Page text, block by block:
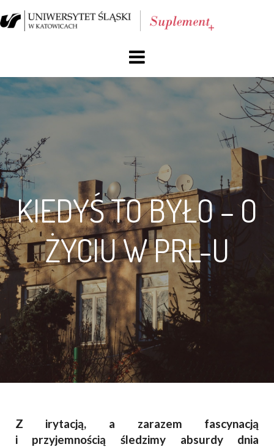
Reklama
Facebook
Kontakt
KIEDYŚ TO BYŁO – O
ŻYCIU W PRL-U
Z irytacją, a zarazem fascynacją
i przyjemnością śledzimy absurdy dnia